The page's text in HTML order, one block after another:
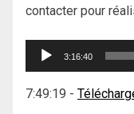
contacter pour
Lecteur
3:16:40
7:49:19 -